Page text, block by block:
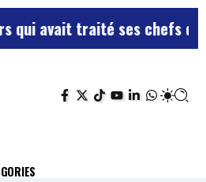
ses chefs de “chiens”Le